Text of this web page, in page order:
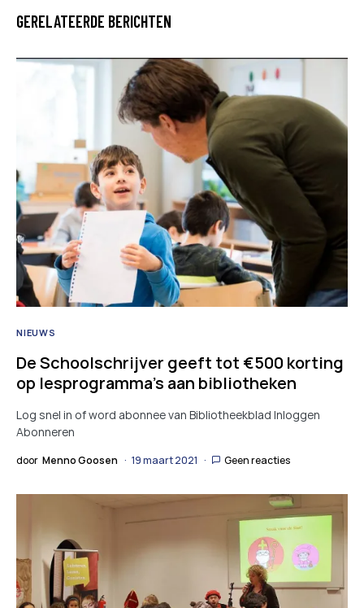
GERELATEERDE BERICHTEN
NIEUWS
De Schoolschrijver geeft tot €500 korting
op lesprogramma’s aan bibliotheken
Log snel in of word abonnee van Bibliotheekblad Inloggen
Abonneren
door Menno Goosen 19 maart 2021 Geen reacties